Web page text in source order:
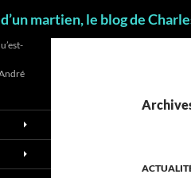
martien, le blog de